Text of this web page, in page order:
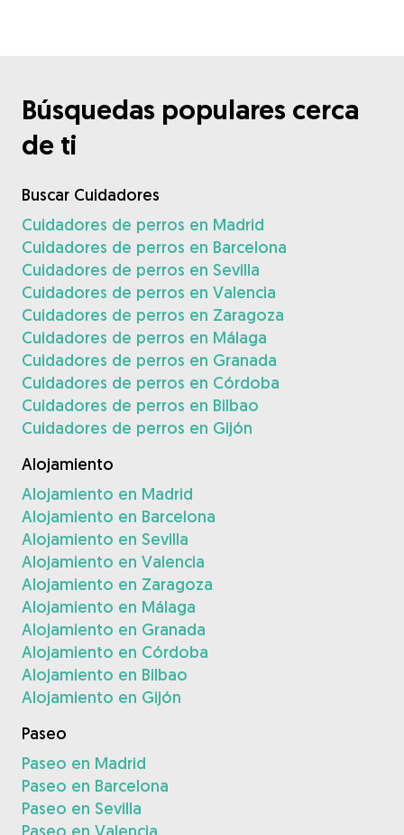
Búsquedas populares cerca
de ti
Buscar Cuidadores
Cuidadores de perros en Madrid
Cuidadores de perros en Barcelona
Cuidadores de perros en Sevilla
Cuidadores de perros en Valencia
Cuidadores de perros en Zaragoza
Cuidadores de perros en Málaga
Cuidadores de perros en Granada
Cuidadores de perros en Córdoba
Cuidadores de perros en Bilbao
Cuidadores de perros en Gijón
Alojamiento
Alojamiento en Madrid
Alojamiento en Barcelona
Alojamiento en Sevilla
Alojamiento en Valencia
Alojamiento en Zaragoza
Alojamiento en Málaga
Alojamiento en Granada
Alojamiento en Córdoba
Alojamiento en Bilbao
Alojamiento en Gijón
Paseo
Paseo en Madrid
Paseo en Barcelona
Paseo en Sevilla